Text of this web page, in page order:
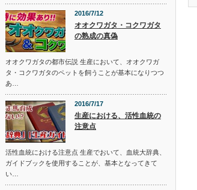
2016/7/12
オオクワガタ・コクワガタ
の熟成の真偽
オオクワガタの都市伝説 生産において、オオクワガ
タ・コクワガタのペットを飼うことが基本になりつつ
あ…
2016/7/17
生産における、活性血統の
注意点
活性血統における注意点 生産でおいて、血統大辞典、
ガイドブックを使用することが、基本となってきて
い…